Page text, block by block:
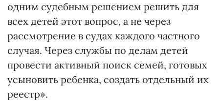
одним судебным решением решить для
всех детей этот вопрос, а не через
рассмотрение в судах каждого частного
случая. Через службы по делам детей
провести активный поиск семей, готовых
усыновить ребенка, создать отдельный их
реестр».